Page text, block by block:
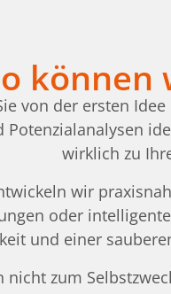
können
von der ersten
Potenzialanalysen
wirklich zu
wir
oder
und einer
nicht zum